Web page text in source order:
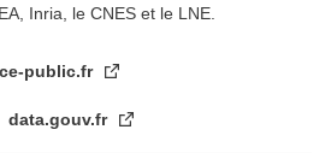
Inria, le CNES et le LNE.
public.fr
data.gouv.fr